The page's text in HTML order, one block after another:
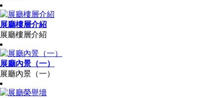
展廳樓層介紹
展廳樓層介紹
展廳內景（一）
展廳內景（一）